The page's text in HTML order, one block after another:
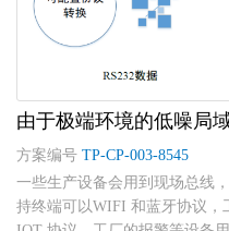
由于极端环境的低噪局
方案编号 TP-CP-003-8545
一些生产设备会用到现场总线
持终端可以WIFI 和蓝牙协议，